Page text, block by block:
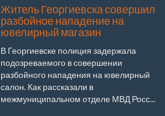
Житель Георгиевска совершил
разбойное нападение на
ювелирный магазин
В Георгиевске полиция задержала
подозреваемого в совершении
разбойного нападения на ювелирный
салон. Как рассказали в
межмуниципальном отделе МВД Росс...